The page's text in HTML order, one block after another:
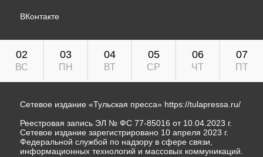
ВКонтакте
02
ВС
03
ПН
04
ВТ
05
СР
06
ЧТ
07
ПТ
Сетевое издание «Тульская пресса» https://tulapressa.ru/
Реестровая запись ЭЛ № ФС 77-85016 от 10.04.2023 г.
Сетевое издание зарегистрировано 10 апреля 2023 г.
Федеральной службой по надзору в сфере связи,
информационных технологий и массовых коммуникаций.